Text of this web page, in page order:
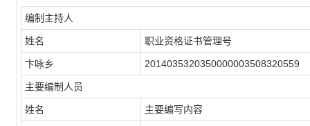
编制主持人
姓名 职业资格证书管理号
卞咏乡 2014035320350000003508320559
主要编制人员
姓名 主要编写内容